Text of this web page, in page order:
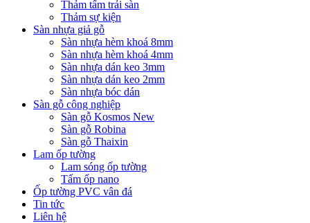
Thảm tấm trải sàn
Thảm sự kiện
Sàn nhựa giả gỗ
Sàn nhựa hèm khoá 8mm
Sàn nhựa hèm khoá 4mm
Sàn nhựa dán keo 3mm
Sàn nhựa dán keo 2mm
Sàn nhựa bóc dán
Sàn gỗ công nghiệp
Sàn gỗ Kosmos New
Sàn gỗ Robina
Sàn gỗ Thaixin
Lam ốp tường
Lam sóng ốp tường
Tấm ốp nano
Ốp tường PVC vân đá
Tin tức
Liên hệ